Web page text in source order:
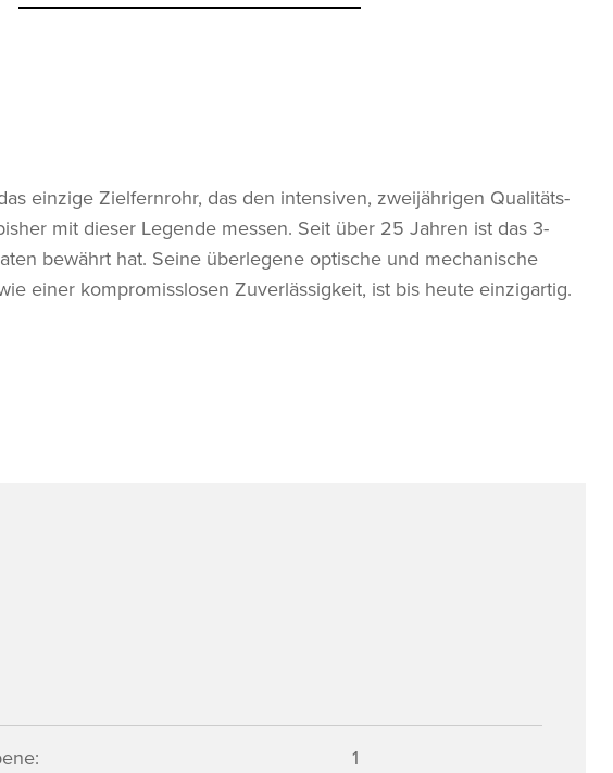
einzige Zielfernrohr, das den intensiven, zweijährigen Qualitäts-
mit dieser Legende messen. Seit über 25 Jahren ist das 3-
bewährt hat. Seine überlegene optische und mechanische
einer kompromisslosen Zuverlässigkeit, ist bis heute einzigartig.
1